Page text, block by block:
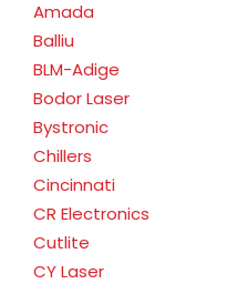
Amada
Balliu
BLM-Adige
Bodor Laser
Bystronic
Chillers
Cincinnati
CR Electronics
Cutlite
CY Laser